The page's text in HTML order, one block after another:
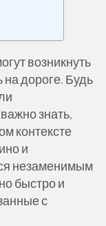
возникнуть
на дороге. Будь
знать,
контексте
и
незаменимым
быстро и
с